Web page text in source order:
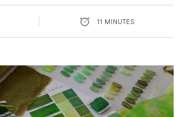
11 MINUTES